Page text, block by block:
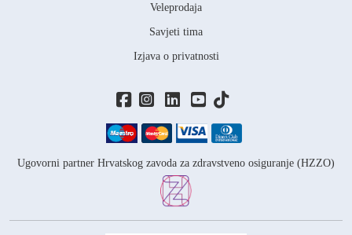
Ugovorni partner Hrvatskog zavoda za zdravstveno osiguranje (HZZO)
Veleprodaja
Savjeti tima
Izjava o privatnosti